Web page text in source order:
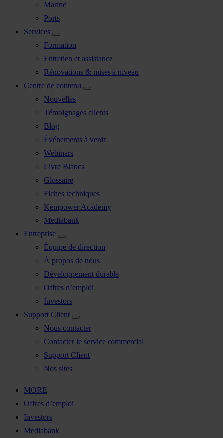
Marine
Ports
Services
Formation
Entretien et assistance
Rénovations & mises à niveau
Centre de contenu
Nouvelles
Témoignages clients
Blog
Événements à venir
Webinars
Livre Blancs
Glossaire
Fiches techniques
Kempower Academy
Mediabank
Entreprise
Équipe de direction
À propos de nous
Développement durable
Offres d’emploi
Investors
Support Client
Nous contacter
Contacter le service commercial
Support Client
Nos sites
MORE
Offres d’emploi
Investors
Mediabank